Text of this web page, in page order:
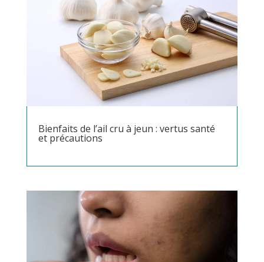
Bienfaits de l’ail cru à jeun : vertus santé
et précautions